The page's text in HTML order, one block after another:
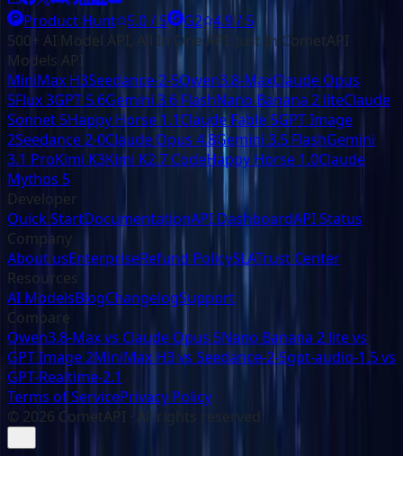
Product Hunt 5.0 / 5 G2 4.9 / 5
500+ AI Model API, All In One API. Just In CometAPI
Models API
MiniMax H3Seedance-2-5Qwen3.8-MaxClaude Opus
5Flux 3GPT 5.6Gemini 3.6 FlashNano Banana 2 liteClaude
Sonnet 5Happy Horse 1.1Claude Fable 5GPT Image
2Seedance 2-0Claude Opus 4.8Gemini 3.5 FlashGemini
3.1 ProKimi K3Kimi K2.7 CodeHappy Horse 1.0Claude
Mythos 5
Developer
Quick StartDocumentationAPI DashboardAPI Status
Company
About usEnterpriseRefund PolicySLATrust Center
Resources
AI ModelsBlogChangelogSupport
Compare
Qwen3.8-Max vs Claude Opus 5Nano Banana 2 lite vs
GPT Image 2MiniMax H3 vs Seedance-2-5gpt-audio-1.5 vs
GPT-Realtime-2.1
Terms of ServicePrivacy Policy
© 2026 CometAPI · All rights reserved